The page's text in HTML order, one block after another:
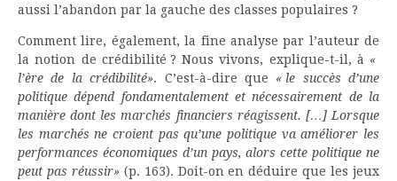
aussi l’abandon par la gauche des classes populaires ?
Comment lire, également, la fine analyse par l’auteur de
la notion de crédibilité ? Nous vivons, explique-t-il, à «
l’ère de la crédibilité». C’est-à-dire que « le succès d’une
politique dépend fondamentalement et nécessairement de la
manière dont les marchés financiers réagissent. […] Lorsque
les marchés ne croient pas qu’une politique va améliorer les
performances économiques d’un pays, alors cette politique ne
peut pas réussir»(p. 163). Doit-on en déduire que les jeux